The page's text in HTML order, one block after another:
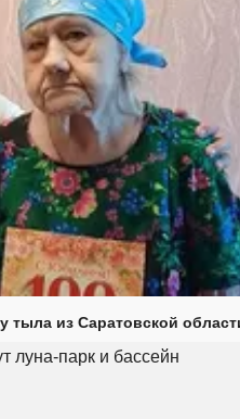
тыла из Саратовской